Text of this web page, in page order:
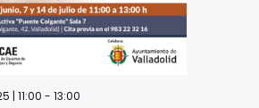
| 11:00 - 13:00